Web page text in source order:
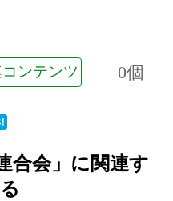
ンテンツ 0個
合会」に関連す